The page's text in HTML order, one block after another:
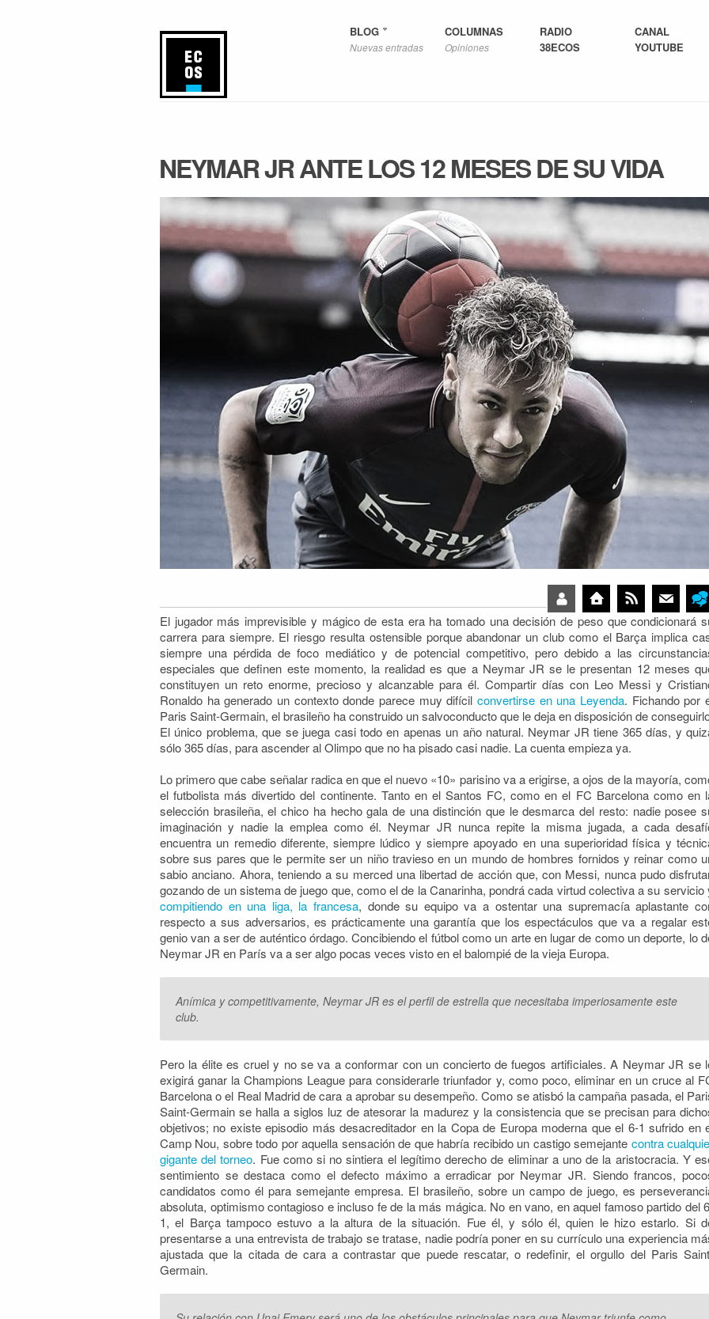
BLOG
Nuevas entradas
COLUMNAS
Opiniones
RADIO
38ECOS
CANAL
YOUTUBE
NEYMAR JR ANTE LOS 12 MESES DE SU VIDA
El jugador más imprevisible y mágico de esta era ha tomado una decisión de peso que condicionará
carrera para siempre. El riesgo resulta ostensible porque abandonar un club como el Barça implica
siempre una pérdida de foco mediático y de potencial competitivo, pero debido a las
especiales que definen este momento, la realidad es que a Neymar JR se le presentan 12 meses
constituyen un reto enorme, precioso y alcanzable para él. Compartir días con Leo Messi y
Ronaldo ha generado un contexto donde parece muy difícil convertirse en una Leyenda. Fichando por
Paris Saint-Germain, el brasileño ha construido un salvoconducto que le deja en disposición de
El único problema, que se juega casi todo en apenas un año natural. Neymar JR tiene 365 días, y
sólo 365 días, para ascender al Olimpo que no ha pisado casi nadie. La cuenta empieza ya.
Lo primero que cabe señalar radica en que el nuevo «10» parisino va a erigirse, a ojos de la mayoría,
el futbolista más divertido del continente. Tanto en el Santos FC, como en el FC Barcelona como en
selección brasileña, el chico ha hecho gala de una distinción que le desmarca del resto: nadie posee
imaginación y nadie la emplea como él. Neymar JR nunca repite la misma jugada, a cada
encuentra un remedio diferente, siempre lúdico y siempre apoyado en una superioridad física y
sobre sus pares que le permite ser un niño travieso en un mundo de hombres fornidos y reinar como
sabio anciano. Ahora, teniendo a su merced una libertad de acción que, con Messi, nunca pudo
gozando de un sistema de juego que, como el de la Canarinha, pondrá cada virtud colectiva a su servicio
compitiendo en una liga, la francesa, donde su equipo va a ostentar una supremacía aplastante
respecto a sus adversarios, es prácticamente una garantía que los espectáculos que va a regalar
genio van a ser de auténtico órdago. Concibiendo el fútbol como un arte en lugar de como un deporte, lo
Neymar JR en París va a ser algo pocas veces visto en el balompié de la vieja Europa.
Anímica y competitivamente, Neymar JR es el perfil de estrella que necesitaba imperiosamente este
club.
Pero la élite es cruel y no se va a conformar con un concierto de fuegos artificiales. A Neymar JR se
exigirá ganar la Champions League para considerarle triunfador y, como poco, eliminar en un cruce al
Barcelona o el Real Madrid de cara a aprobar su desempeño. Como se atisbó la campaña pasada, el
Saint-Germain se halla a siglos luz de atesorar la madurez y la consistencia que se precisan para
objetivos; no existe episodio más desacreditador en la Copa de Europa moderna que el 6-1 sufrido en
Camp Nou, sobre todo por aquella sensación de que habría recibido un castigo semejante contra
gigante del torneo. Fue como si no sintiera el legítimo derecho de eliminar a uno de la aristocracia. Y
sentimiento se destaca como el defecto máximo a erradicar por Neymar JR. Siendo francos,
candidatos como él para semejante empresa. El brasileño, sobre un campo de juego, es
absoluta, optimismo contagioso e incluso fe de la más mágica. No en vano, en aquel famoso partido del
1, el Barça tampoco estuvo a la altura de la situación. Fue él, y sólo él, quien le hizo estarlo. Si
presentarse a una entrevista de trabajo se tratase, nadie podría poner en su currículo una experiencia
ajustada que la citada de cara a contrastar que puede rescatar, o redefinir, el orgullo del Paris
Germain.